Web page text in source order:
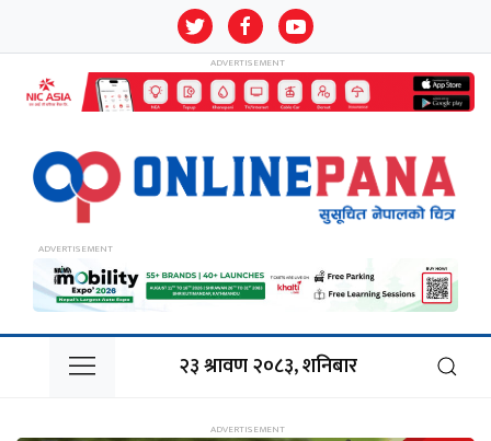
२३ श्रावण २०८३, शनिबार